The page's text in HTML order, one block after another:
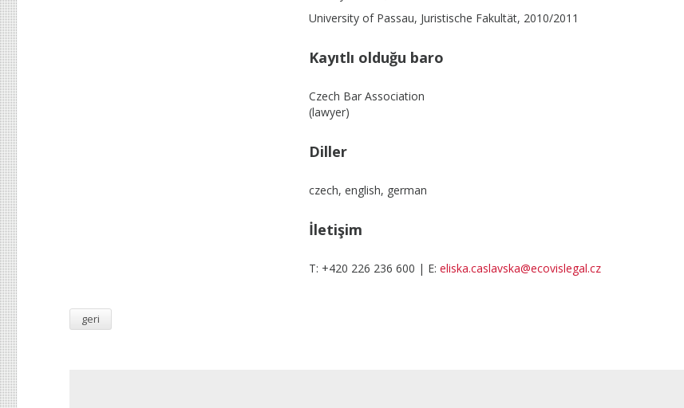
University of Passau, Juristische Fakultät, 2010/2011
Kayıtlı olduğu baro
Czech Bar Association
(lawyer)
Diller
czech, english, german
İletişim
T: +420 226 236 600 | E: eliska.caslavska@ecovislegal.cz
geri